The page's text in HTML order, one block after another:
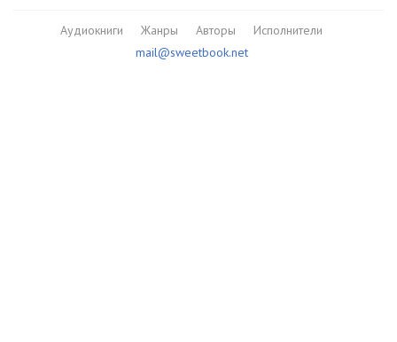
Аудиокниги Жанры Авторы
Исполнители
mail@sweetbook.net